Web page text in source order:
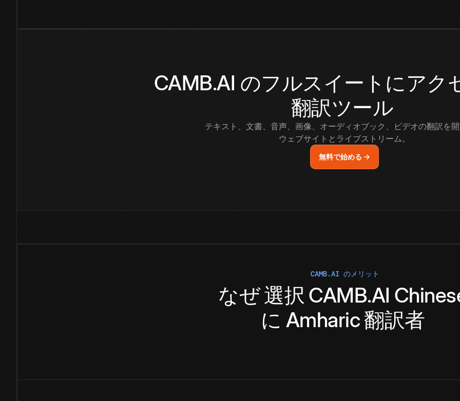
CAMB.AI のフルスイートにアク
翻訳ツール
テキスト、文書、音声、画像、オーディオブック、ビデオの翻訳を
ウェブサイトとライブストリーム。
無料で始める →
CAMB.AI のメリット
なぜ選択 CAMB.AI
に Amharic翻訳者